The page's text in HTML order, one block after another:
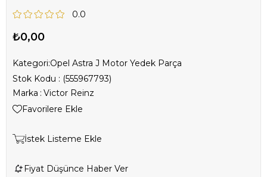
0.0
₺0,00
Kategori:Opel Astra J Motor Yedek Parça
Stok Kodu
(555967793)
Marka : Victor Reinz
Favorilere Ekle
İstek Listeme Ekle
Fiyat Düşünce Haber Ver